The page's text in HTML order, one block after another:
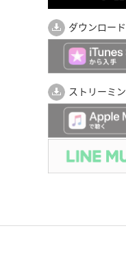
ダウンロード
ストリーミ